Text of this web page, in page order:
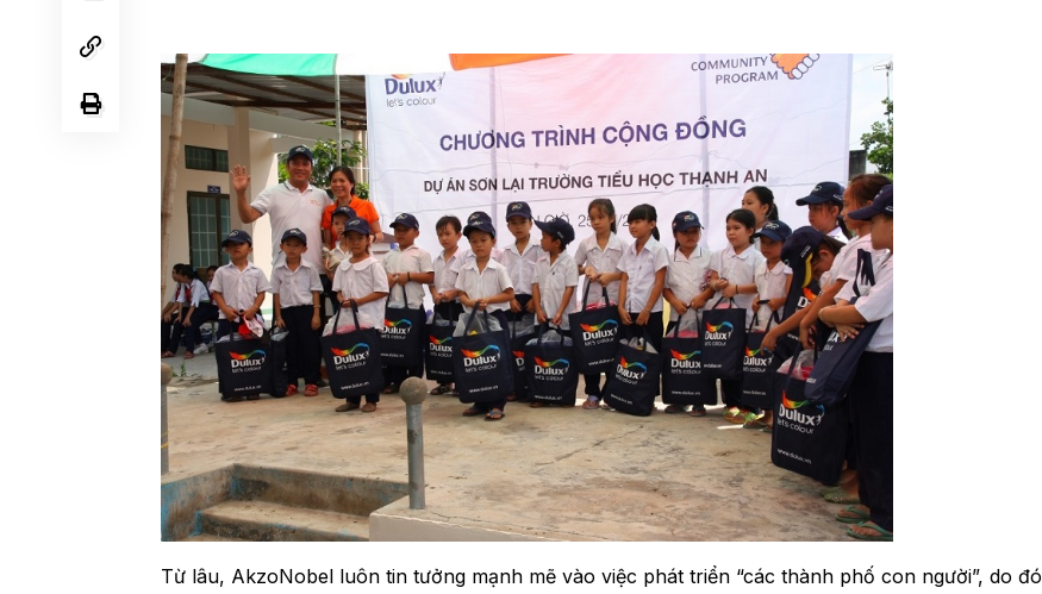
Từ lâu, AkzoNobel luôn tin tưởng mạnh mẽ vào việc phát triển “các thành phố con người”, do đó